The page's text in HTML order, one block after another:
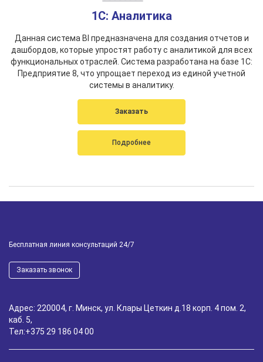
1С: Аналитика
Данная система BI предназначена для создания отчетов и
дашбордов, которые упростят работу с аналитикой для всех
функциональных отраслей. Система разработана на базе 1C:
Предприятие 8, что упрощает переход из единой учетной
системы в аналитику.
Заказать
Подробнее
Бесплатная линия консультаций 24/7
Заказать звонок
Адрес: 220004, г. Минск, ул. Клары Цеткин д.18 корп. 4 пом. 2,
каб. 5,
Тел:+375 29 186 04 00